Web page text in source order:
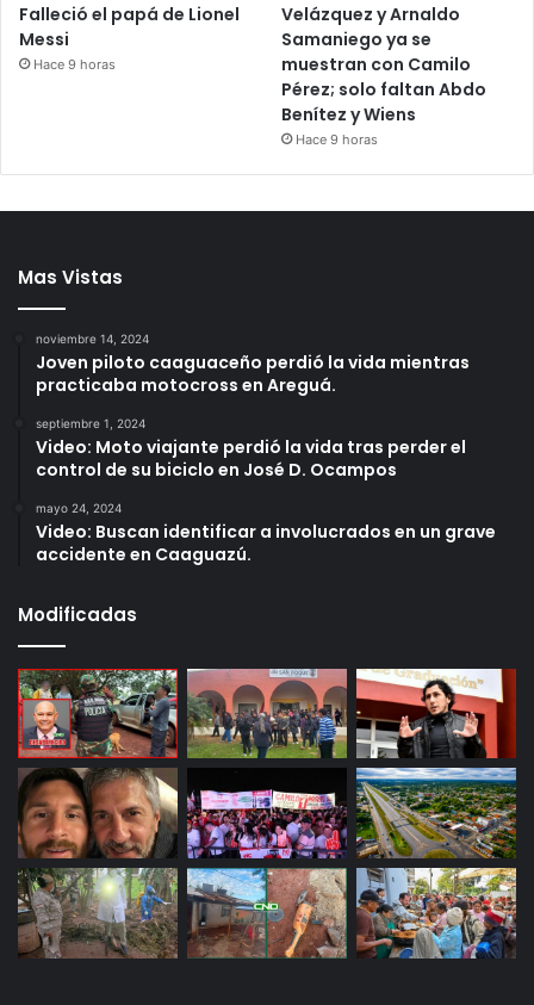
Falleció el papá de Lionel
Messi
Hace 9 horas
Velázquez y Arnaldo
Samaniego ya se
muestran con Camilo
Pérez; solo faltan Abdo
Benítez y Wiens
Hace 9 horas
Mas Vistas
noviembre 14, 2024
Joven piloto caaguaceño perdió la vida mientras
practicaba motocross en Areguá.
septiembre 1, 2024
Video: Moto viajante perdió la vida tras perder el
control de su biciclo en José D. Ocampos
mayo 24, 2024
Video: Buscan identificar a involucrados en un grave
accidente en Caaguazú.
Modificadas